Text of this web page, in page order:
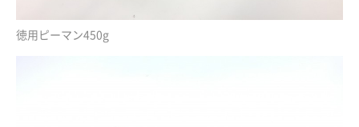
徳用ピーマン450g